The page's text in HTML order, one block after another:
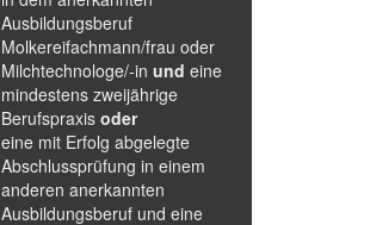
Ausbildungsberuf
Molkereifachmann/frau oder
Milchtechnologe/-in und eine
mindestens zweijährige
Berufspraxis oder
eine mit Erfolg abgelegte
Abschlussprüfung in einem
anderen anerkannten
Ausbildungsberuf und eine